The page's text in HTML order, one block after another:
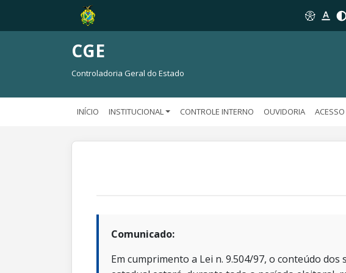
CGE
Controladoria Geral do Estado
INÍCIO INSTITUCIONAL CONTROLE INTERNO OUVIDORIA
Comunicado:
Em cumprimento a Lei n. 9.504/97, o conteúdo